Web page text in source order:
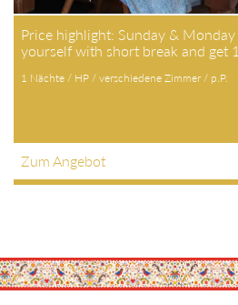
Price highlight: Sunday &
yourself with short break and get
1 Nächte / HP / verschiedene Zimmer / p.P.
Zum Angebot